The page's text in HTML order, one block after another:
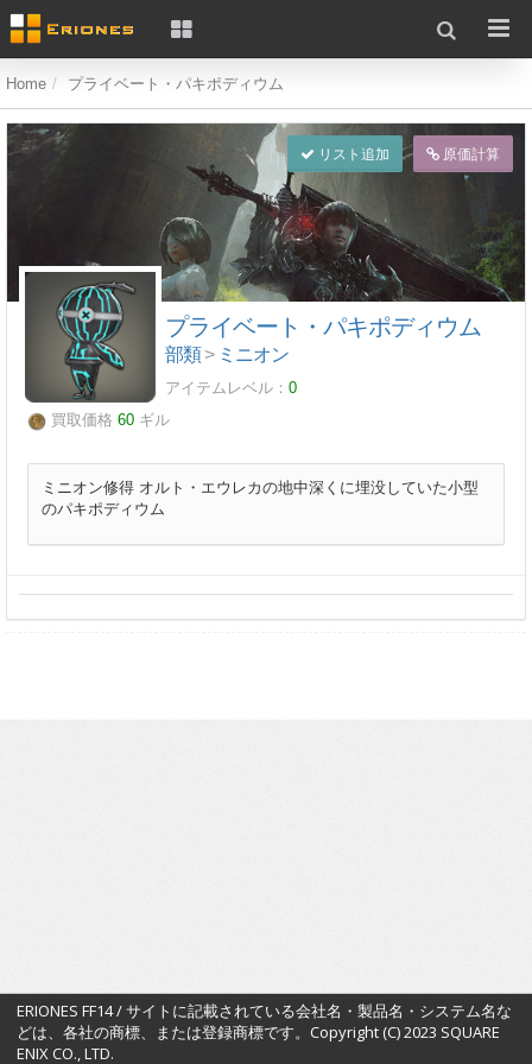
Home プライベート・パキポディウム
リスト追加 原価計算
プライベート・パキポディウム
部類> ミニオン
アイテムレベル： 0
買取価格 60 ギル
ミニオン修得 オルト・エウレカの地中深くに埋没していた小型
のパキポディウム
ERIONES FF14 / サイトに記載されている会社名・製品名・システム名な
どは、各社の商標、または登録商標です。Copyright (C) 2023 SQUARE
ENIX CO., LTD.